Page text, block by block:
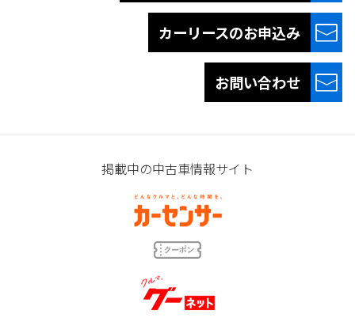
カーリースのお申込み
お問い合わせ
掲載中の中古車情報サイト